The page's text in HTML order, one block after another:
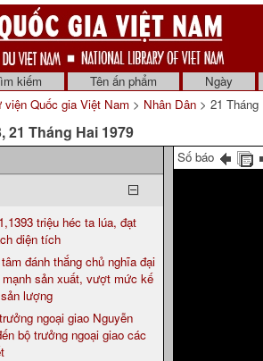
kiếm Tên ấn phẩm
Ngày
Quốc gia Việt Nam > Nhân Dân > 21 Tháng
21 Tháng Hai 1979
triệu héc ta lúa, đạt
diện tích
đánh thắng chủ nghĩa đại
sản xuất, vượt mức kế
lượng
ngoại giao Nguyễn
bộ trưởng ngoại giao các
Số báo